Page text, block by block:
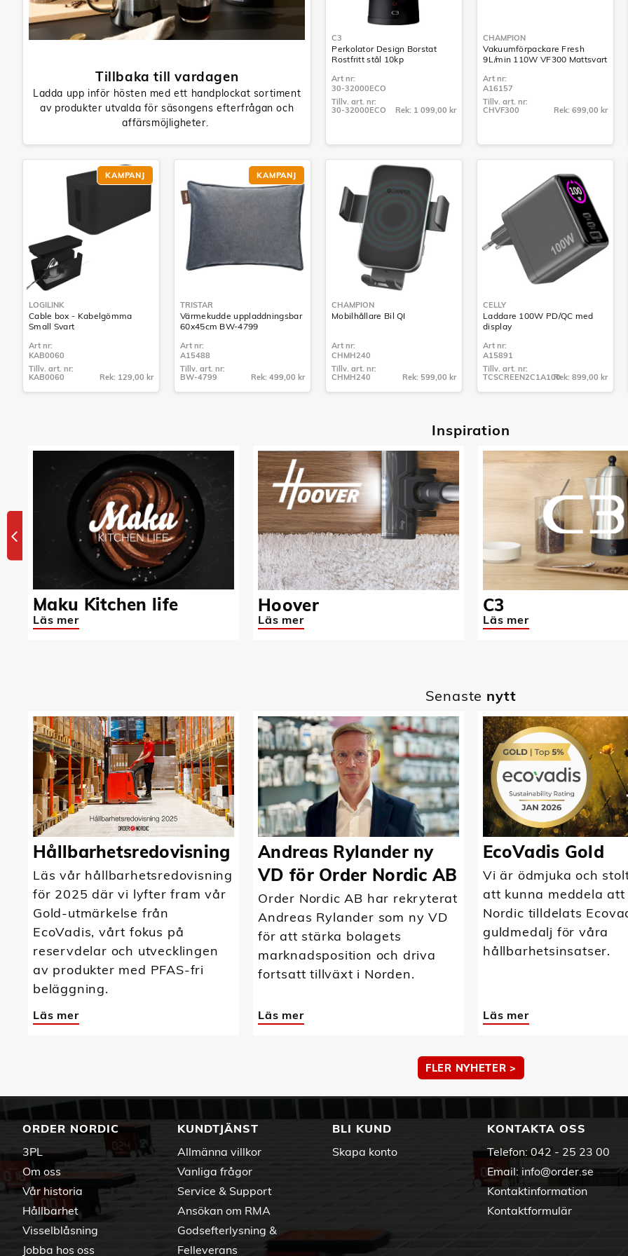
Tillbaka till vardagen
Ladda upp inför hösten med ett handplockat sortiment
av produkter utvalda för säsongens efterfrågan och
affärsmöjligheter.
C3
Perkolator Design Borstat
Rostfritt stål 10kp
Art nr:
30-32000ECO
Tillv. art. nr:
30-32000ECO
Rek: 1 099,00 kr
CHAMPION
Vakuumförpackare Fresh
9L/min 110W VF300 Mattsvart
Art nr:
A16157
Tillv. art. nr:
CHVF300
Rek: 699,00 kr
KAMPANJ
LOGILINK
Cable box - Kabelgömma
Small Svart
Art nr:
KAB0060
KAB0060
Tillv. art. nr:
KAB0060
Rek: 129,00 kr
KAMPANJ
TRISTAR
Värmekudde uppladdningsbar
60x45cm BW-4799
Art nr:
A15488
BW-4799
Tillv. art. nr:
BW-4799
Rek: 499,00 kr
CHAMPION
Mobilhållare Bil QI
Art nr:
CHMH240
CHMH240
Tillv. art. nr:
CHMH240
Rek: 599,00 kr
CELLY
Laddare 100W PD/QC med
display
Art nr:
A15891
TCSCREEN2C1A100
Tillv. art. nr:
TCSCREEN2C1A100Rek: 899,00 kr
Inspiration
Maku Kitchen life
Läs mer
Hoover
Läs mer
C3
Läs mer
Senaste nytt
Hållbarhetsredovisning
Läs vår hållbarhetsredovisning
för 2025 där vi lyfter fram vår
Gold-utmärkelse från
EcoVadis, vårt fokus på
reservdelar och utvecklingen
av produkter med PFAS-fri
beläggning.
Läs mer
Andreas Rylander ny
VD för Order Nordic AB
Order Nordic AB har rekryterat
Andreas Rylander som ny VD
för att stärka bolagets
marknadsposition och driva
fortsatt tillväxt i Norden.
Läs mer
EcoVadis Gold
Vi är ödmjuka och
att kunna meddela att
Nordic tilldelats
guldmedalj för våra
hållbarhetsinsatser.
Läs mer
FLER NYHETER >
ORDER NORDIC
3PL
Om oss
Vår historia
Hållbarhet
Visselblåsning
Jobba hos oss
KUNDTJÄNST
Allmänna villkor
Vanliga frågor
Service & Support
Ansökan om RMA
Godsefterlysning &
Felleverans
BLI KUND
Skapa konto
KONTAKTA OSS
Telefon: 042 - 25 23 00
Email: info@order.se
Kontaktinformation
Kontaktformulär